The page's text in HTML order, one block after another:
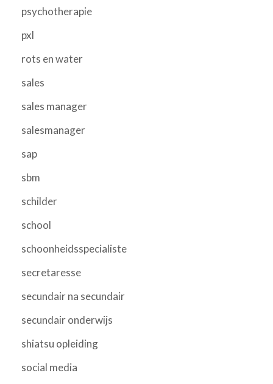
psychotherapie
pxl
rots en water
sales
sales manager
salesmanager
sap
sbm
schilder
school
schoonheidsspecialiste
secretaresse
secundair na secundair
secundair onderwijs
shiatsu opleiding
social media